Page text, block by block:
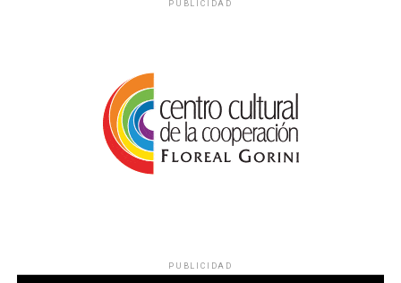
PUBLICIDAD
PUBLICIDAD